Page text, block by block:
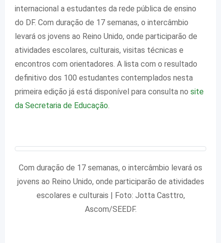
internacional a estudantes da rede pública de ensino
do DF. Com duração de 17 semanas, o intercâmbio
levará os jovens ao Reino Unido, onde participarão de
atividades escolares, culturais, visitas técnicas e
encontros com orientadores. A lista com o resultado
definitivo dos 100 estudantes contemplados nesta
primeira edição já está disponível para consulta no site
da Secretaria de Educação
Com duração de 17 semanas, o intercâmbio levará os
jovens ao Reino Unido, onde participarão de atividades
escolares e culturais | Foto: Jotta Casttro,
Ascom/SEEDF.